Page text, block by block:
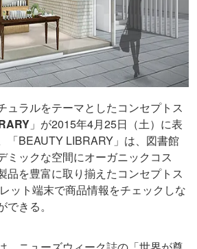
ュラルをテーマとしたコンセプトス
」が2015年4月25日（土）に表
「BEAUTY LIBRARY」は、図書館
ミックな空間にオーガニックコス
品を豊富に取り揃えたコンセプトス
ット端末で商品情報をチェックしな
きる。